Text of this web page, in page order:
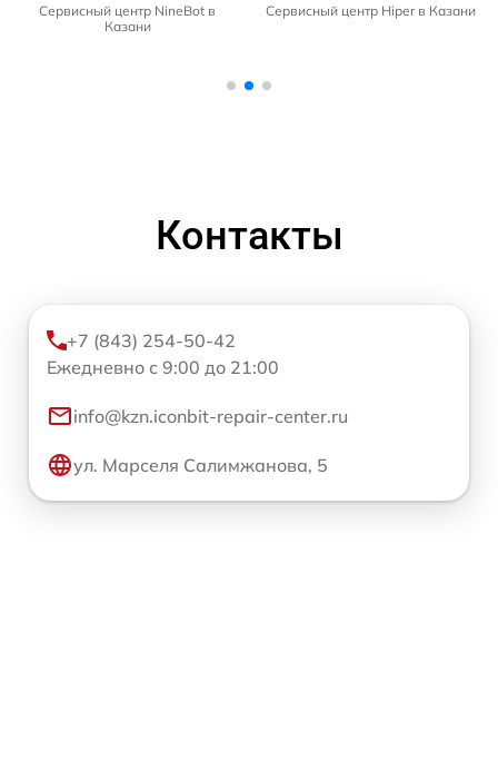
Сервисный центр NineBot в
Казани
Сервисный центр Hiper в Казани
Контакты
+7 (843) 254-50-42
Ежедневно с 9:00 до 21:00
info@kzn.iconbit-repair-center.ru
ул. Марселя Салимжанова, 5